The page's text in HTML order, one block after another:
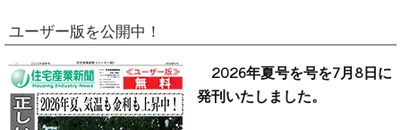
ユーザー版を公開中！
2026年夏号を号を7月8日に
発刊いたしました。